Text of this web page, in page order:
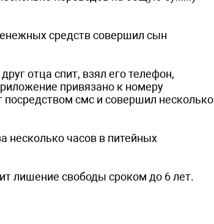
средств совершил сын
отца спит, взял его телефон,
привязано к номеру
посредством смс и совершил несколько
несколько часов в питейных
лишение свободы сроком до 6 лет.